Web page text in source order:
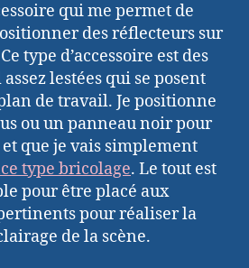
qui me permet de
des réflecteurs sur
type d’accessoire est des
lestées qui se posent
de travail. Je positionne
ou un panneau noir pour
que je vais simplement
type bricolage. Le tout est
pour être placé aux
pour réaliser la
de la scène.